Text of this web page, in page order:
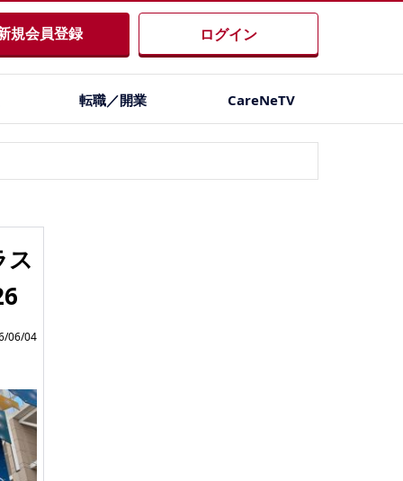
規会員登録 ログイン
転職／開業 CareNeTV
ス
06/04